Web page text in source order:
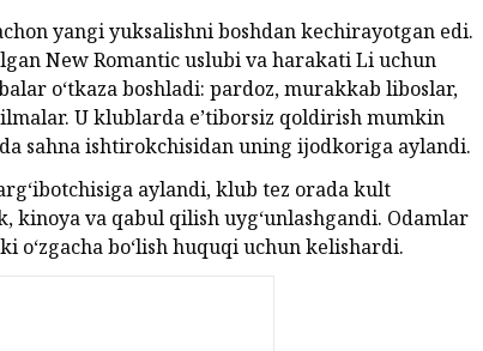
yangi yuksalishni boshdan kechirayotgan edi.
New Romantic uslubi va harakati Li uchun
o‘tkaza boshladi: pardoz, murakkab liboslar,
U klublarda e’tiborsiz qoldirish mumkin
sahna ishtirokchisidan uning ijodkoriga aylandi.
aylandi, klub tez orada kult
va qabul qilish uyg‘unlashgandi. Odamlar
o‘zgacha bo‘lish huquqi uchun kelishardi.